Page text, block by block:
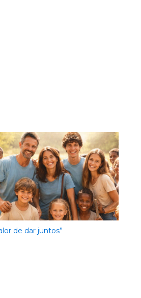
de dar juntos”